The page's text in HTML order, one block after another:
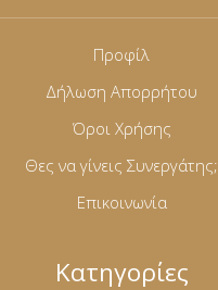
Προφίλ
Δήλωση Απορρήτου
Όροι Χρήσης
Θες να γίνεις Συνεργάτης;
Επικοινωνία
Κατηγορίες